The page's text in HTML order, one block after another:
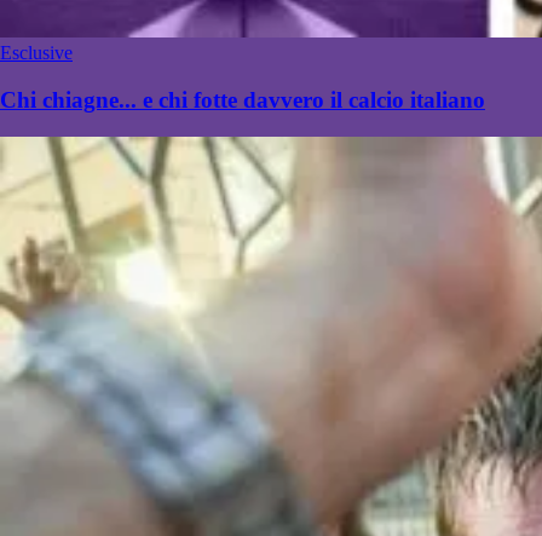
Esclusive
Chi chiagne... e chi fotte davvero il calcio italiano